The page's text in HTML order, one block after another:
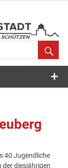
40 Jugendliche
der diesjährigen